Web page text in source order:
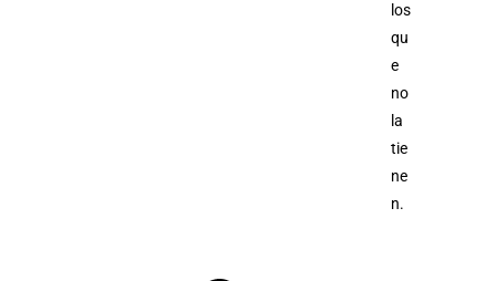
los
qu
e
no
la
tie
ne
n.